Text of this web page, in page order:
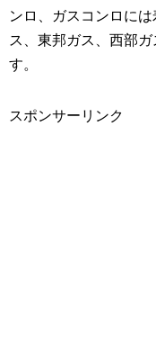
ンロ、ガスコンロに
ス、東邦ガス、西部
す。
スポンサーリンク